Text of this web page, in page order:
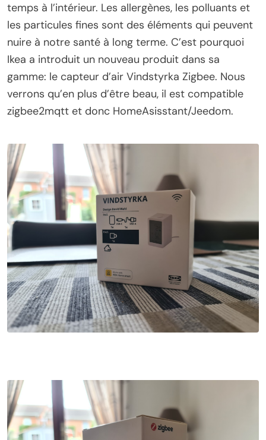
temps à l’intérieur. Les allergènes, les polluants et
les particules fines sont des éléments qui peuvent
nuire à notre santé à long terme. C’est pourquoi
Ikea a introduit un nouveau produit dans sa
gamme: le capteur d’air Vindstyrka Zigbee. Nous
verrons qu’en plus d’être beau, il est compatible
zigbee2mqtt et donc HomeAsisstant/Jeedom.